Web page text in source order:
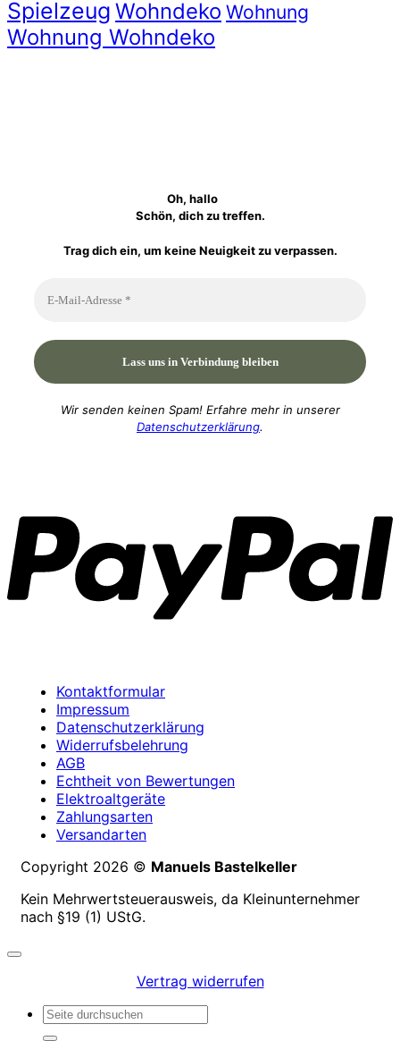
Spielzeug Wohndeko Wohnung
Wohnung Wohndeko
Oh, hallo
Schön, dich zu treffen.
Trag dich ein, um keine Neuigkeit zu verpassen.
Wir senden keinen Spam! Erfahre mehr in unserer
Datenschutzerklärung.
Kontaktformular
Impressum
Datenschutzerklärung
Widerrufsbelehrung
AGB
Echtheit von Bewertungen
Elektroaltgeräte
Zahlungsarten
Versandarten
Copyright 2026 © Manuels Bastelkeller
Kein Mehrwertsteuerausweis, da Kleinunternehmer
nach §19 (1) UStG.
Vertrag widerrufen
Suchen